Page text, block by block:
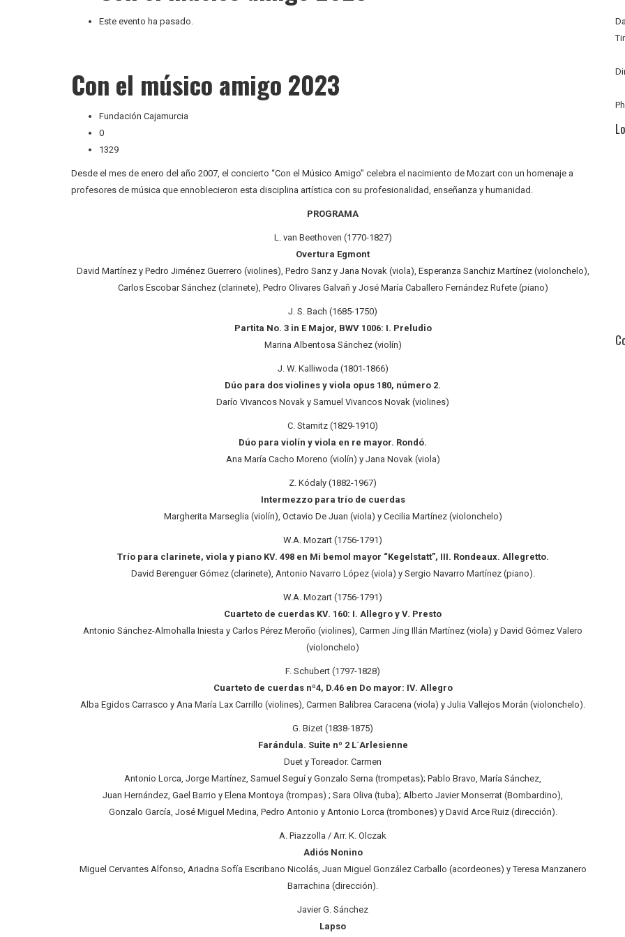
Este evento ha pasado.
Con el músico amigo 2023
Fundación Cajamurcia
0
1329
Desde el mes de enero del año 2007, el concierto “Con el Músico Amigo” celebra el nacimiento de Mozart con un homenaje a
profesores de música que ennoblecieron esta disciplina artística con su profesionalidad, enseñanza y humanidad.
PROGRAMA
L. van Beethoven (1770-1827)
Overtura Egmont
David Martínez y Pedro Jiménez Guerrero (violines), Pedro Sanz y Jana Novak (viola), Esperanza Sanchiz Martínez (violonchelo),
Carlos Escobar Sánchez (clarinete), Pedro Olivares Galvañ y José María Caballero Fernández Rufete (piano)
J. S. Bach (1685-1750)
Partita No. 3 in E Major, BWV 1006: I. Preludio
Marina Albentosa Sánchez (violín)
J. W. Kalliwoda (1801-1866)
Dúo para dos violines y viola opus 180, número 2.
Darío Vivancos Novak y Samuel Vivancos Novak (violines)
C. Stamitz (1829-1910)
Dúo para violín y viola en re mayor. Rondó.
Ana María Cacho Moreno (violín) y Jana Novak (viola)
Z. Kódaly (1882-1967)
Intermezzo para trío de cuerdas
Margherita Marseglia (violín), Octavio De Juan (viola) y Cecilia Martínez (violonchelo)
W.A. Mozart (1756-1791)
Trío para clarinete, viola y piano KV. 498 en Mi bemol mayor “Kegelstatt”, III. Rondeaux. Allegretto.
David Berenguer Gómez (clarinete), Antonio Navarro López (viola) y Sergio Navarro Martínez (piano).
W.A. Mozart (1756-1791)
Cuarteto de cuerdas KV. 160: I. Allegro y V. Presto
Antonio Sánchez-Almohalla Iniesta y Carlos Pérez Meroño (violines), Carmen Jing Illán Martínez (viola) y David Gómez Valero
(violonchelo)
F. Schubert (1797-1828)
Cuarteto de cuerdas nº4, D.46 en Do mayor: IV. Allegro
Alba Egidos Carrasco y Ana María Lax Carrillo (violines), Carmen Balibrea Caracena (viola) y Julia Vallejos Morán (violonchelo).
G. Bizet (1838-1875)
Farándula. Suite nº 2 L´Arlesienne
Duet y Toreador. Carmen
Antonio Lorca, Jorge Martínez, Samuel Seguí y Gonzalo Serna (trompetas); Pablo Bravo, María Sánchez,
Juan Hernández, Gael Barrio y Elena Montoya (trompas) ; Sara Oliva (tuba); Alberto Javier Monserrat (Bombardino),
Gonzalo García, José Miguel Medina, Pedro Antonio y Antonio Lorca (trombones) y David Arce Ruiz (dirección).
A. Piazzolla / Arr. K. Olczak
Adiós Nonino
Miguel Cervantes Alfonso, Ariadna Sofía Escribano Nicolás, Juan Miguel González Carballo (acordeones) y Teresa Manzanero
Barrachina (dirección).
Javier G. Sánchez
Lapso